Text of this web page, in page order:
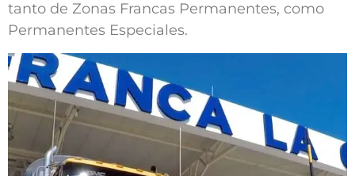
tanto de Zonas Francas Permanentes, como
Permanentes Especiales.